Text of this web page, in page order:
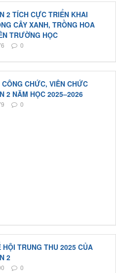
2 TÍCH CỰC TRIỂN KHAI
CÂY XANH, TRỒNG HOA
TRƯỜNG HỌC
0
CHỨC, VIÊN CHỨC
2 NĂM HỌC 2025–2026
0
TRUNG THU 2025 CỦA
2
0